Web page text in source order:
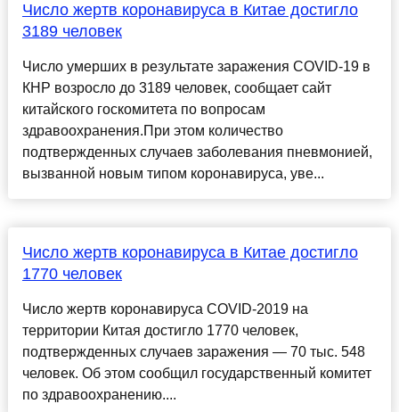
Число жертв коронавируса в Китае достигло
3189 человек
Число умерших в результате заражения COVID-19 в
КНР возросло до 3189 человек, сообщает сайт
китайского госкомитета по вопросам
здравоохранения.При этом количество
подтвержденных случаев заболевания пневмонией,
вызванной новым типом коронавируса, уве...
Число жертв коронавируса в Китае достигло
1770 человек
Число жертв коронавируса COVID-2019 на
территории Китая достигло 1770 человек,
подтвержденных случаев заражения — 70 тыс. 548
человек. Об этом сообщил государственный комитет
по здравоохранению....